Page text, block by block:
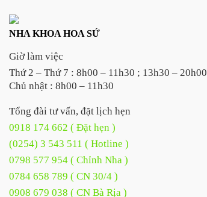
NHA KHOA HOA SỨ
Giờ làm việc
Thứ 2 – Thứ 7 : 8h00 – 11h30 ; 13h30 – 20h00
Chủ nhật : 8h00 – 11h30
Tổng đài tư vấn, đặt lịch hẹn
0918 174 662 ( Đặt hẹn )
(0254) 3 543 511 ( Hotline )
0798 577 954 ( Chỉnh Nha )
0784 658 789 ( CN 30/4 )
0908 679 038 ( CN Bà Rịa )